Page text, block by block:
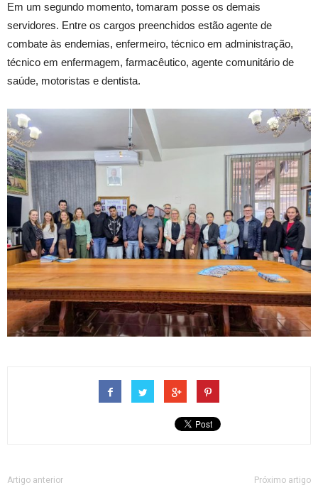
Em um segundo momento, tomaram posse os demais
servidores. Entre os cargos preenchidos estão agente de
combate às endemias, enfermeiro, técnico em administração,
técnico em enfermagem, farmacêutico, agente comunitário de
saúde, motoristas e dentista.
Artigo anterior Próximo artigo